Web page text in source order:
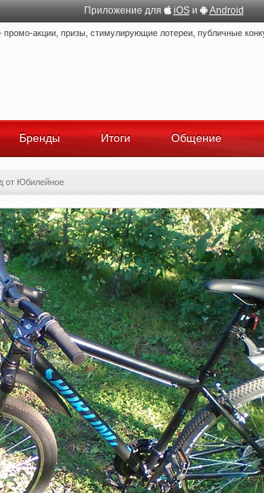
Приложение для iOSи Android
акции, призы, стимулирующие лотереи, публичные
Бренды Итоги Общение
от Юбилейное